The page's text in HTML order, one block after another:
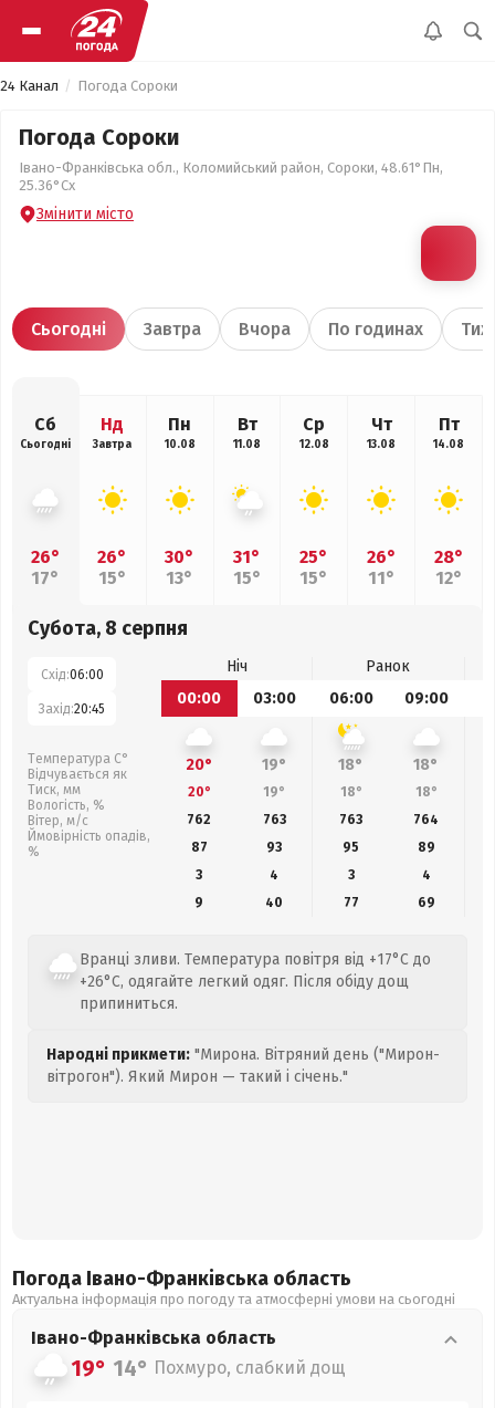
24 Канал Погода Сороки
Погода Сороки
Івано-Франківська обл., Коломийський район, Сороки, 48.61°Пн,
25.36°Сх
Змінити місто
Сьогодні Завтра Вчора По годинах
Сб
Сьогодні
26°
17°
Нд
Завтра
26°
15°
Пн
10.08
30°
13°
Вт
11.08
31°
15°
Ср
12.08
25°
15°
Чт
13.08
26°
11°
Пт
14.08
28°
12°
Субота, 8 серпня
Схід:06:00
Захід:20:45
Температура С°
Відчувається як
Тиск, мм
Вологість, %
Вітер, м/с
Ймовірність опадів,
%
Ніч
Ранок
00:00
03:00 06:00 09:00
20° 19° 18° 18°
20° 19° 18° 18°
762
763 763 764
87
93 95 89
3
4 3
4
9
40 77 69
Вранці зливи. Температура повітря від +17°C до
+26°C, одягайте легкий одяг. Після обіду дощ
припиниться.
Народні прикмети: "Мирона. Вітряний день ("Мирон-
вітрогон"). Який Мирон — такий і січень."
Погода Івано-Франківська область
Актуальна інформація про погоду та атмосферні умови на сьогодні
Івано-Франківська область
19° 14° Похмуро, слабкий дощ